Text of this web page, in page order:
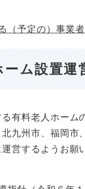
（予定の）事業
ム設置運
有料老人ホーム
九州市、福岡市
営するようお願